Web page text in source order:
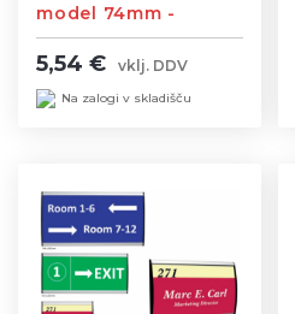
model 74mm -
Velikost napisa je
74x150 mm ravni
zaključki
5,54 € vklj. DDV
Na zalogi v skladišču